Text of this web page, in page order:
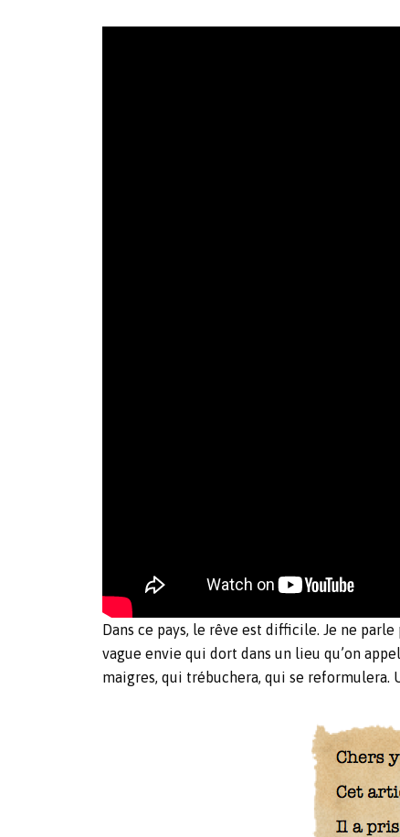
Dans ce pays, le rêve est difficile. Je ne
vague envie qui dort dans un lieu qu’on
maigres, qui trébuchera, qui se reformulera.